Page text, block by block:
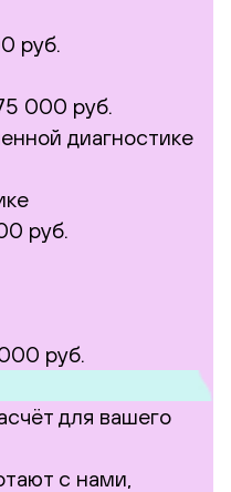
руб.
000 руб.
диагностике
руб.
руб.
для вашего
с нами,